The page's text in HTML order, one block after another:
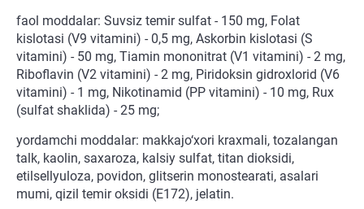
faol moddalar: Suvsiz temir sulfat - 150 mg, Folat
kislotasi (V9 vitamini) - 0,5 mg, Askorbin kislotasi (S
vitamini) - 50 mg, Tiamin mononitrat (V1 vitamini) - 2 mg,
Riboflavin (V2 vitamini) - 2 mg, Piridoksin gidroxlorid (V6
vitamini) - 1 mg, Nikotinamid (PP vitamini) - 10 mg, Rux
(sulfat shaklida) - 25 mg;
yordamchi moddalar: makkajo‘xori kraxmali, tozalangan
talk, kaolin, saxaroza, kalsiy sulfat, titan dioksidi,
etilsellyuloza, povidon, glitserin monostearati, asalari
mumi, qizil temir oksidi (E172), jelatin.